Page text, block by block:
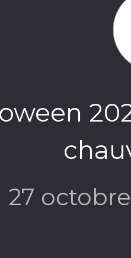
27